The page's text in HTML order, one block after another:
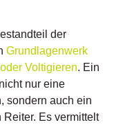
der
Grundlagenwerk
Voltigieren. Ein
nur eine
sondern auch ein
Es vermittelt